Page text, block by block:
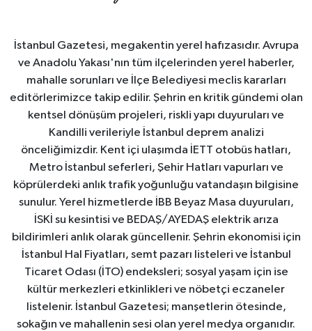
İstanbul Gazetesi, megakentin yerel hafızasıdır. Avrupa
ve Anadolu Yakası'nın tüm ilçelerinden yerel haberler,
mahalle sorunları ve İlçe Belediyesi meclis kararları
editörlerimizce takip edilir. Şehrin en kritik gündemi olan
kentsel dönüşüm projeleri, riskli yapı duyuruları ve
Kandilli verileriyle İstanbul deprem analizi
önceliğimizdir. Kent içi ulaşımda İETT otobüs hatları,
Metro İstanbul seferleri, Şehir Hatları vapurları ve
köprülerdeki anlık trafik yoğunluğu vatandaşın bilgisine
sunulur. Yerel hizmetlerde İBB Beyaz Masa duyuruları,
İSKİ su kesintisi ve BEDAŞ/AYEDAŞ elektrik arıza
bildirimleri anlık olarak güncellenir. Şehrin ekonomisi için
İstanbul Hal Fiyatları, semt pazarı listeleri ve İstanbul
Ticaret Odası (İTO) endeksleri; sosyal yaşam için ise
kültür merkezleri etkinlikleri ve nöbetçi eczaneler
listelenir. İstanbul Gazetesi; manşetlerin ötesinde,
sokağın ve mahallenin sesi olan yerel medya organıdır.